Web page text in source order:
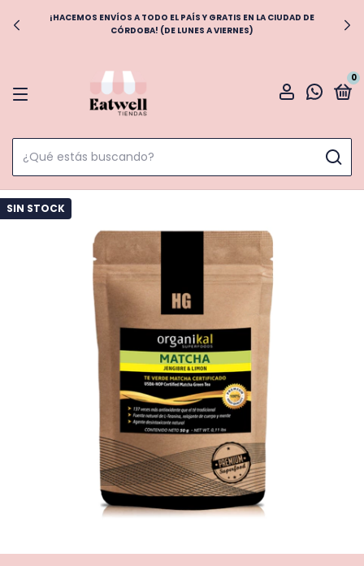
¡HACEMOS ENVÍOS A TODO EL PAÍS Y GRATIS EN LA CIUDAD DE
CÓRDOBA! (DE LUNES A VIERNES)
0
SIN STOCK